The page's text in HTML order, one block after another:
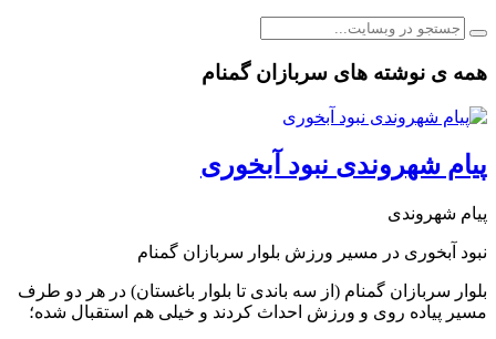
همه ی نوشته های سربازان گمنام
پیام شهروندی نبود آبخوری
پیام شهروندی
نبود آبخوری در مسیر ورزش بلوار سربازان گمنام
بلوار سربازان گمنام (از سه باندی تا بلوار باغستان) در هر دو طرف
مسیر پیاده روی و ورزش احداث کردند و خیلی هم استقبال شده؛